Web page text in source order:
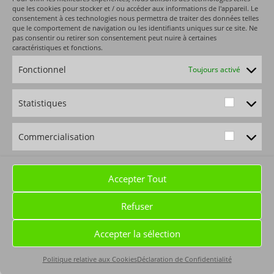
que les cookies pour stocker et / ou accéder aux informations de l'appareil. Le
consentement à ces technologies nous permettra de traiter des données telles
que le comportement de navigation ou les identifiants uniques sur ce site. Ne
pas consentir ou retirer son consentement peut nuire à certaines
caractéristiques et fonctions.
Fonctionnel Toujours activé
Statistiques
Commercialisation
Accepter Tout
Refuser
Accepter la sélection
Politique relative aux CookiesDéclaration de Confidentialité
Gérer Cookies